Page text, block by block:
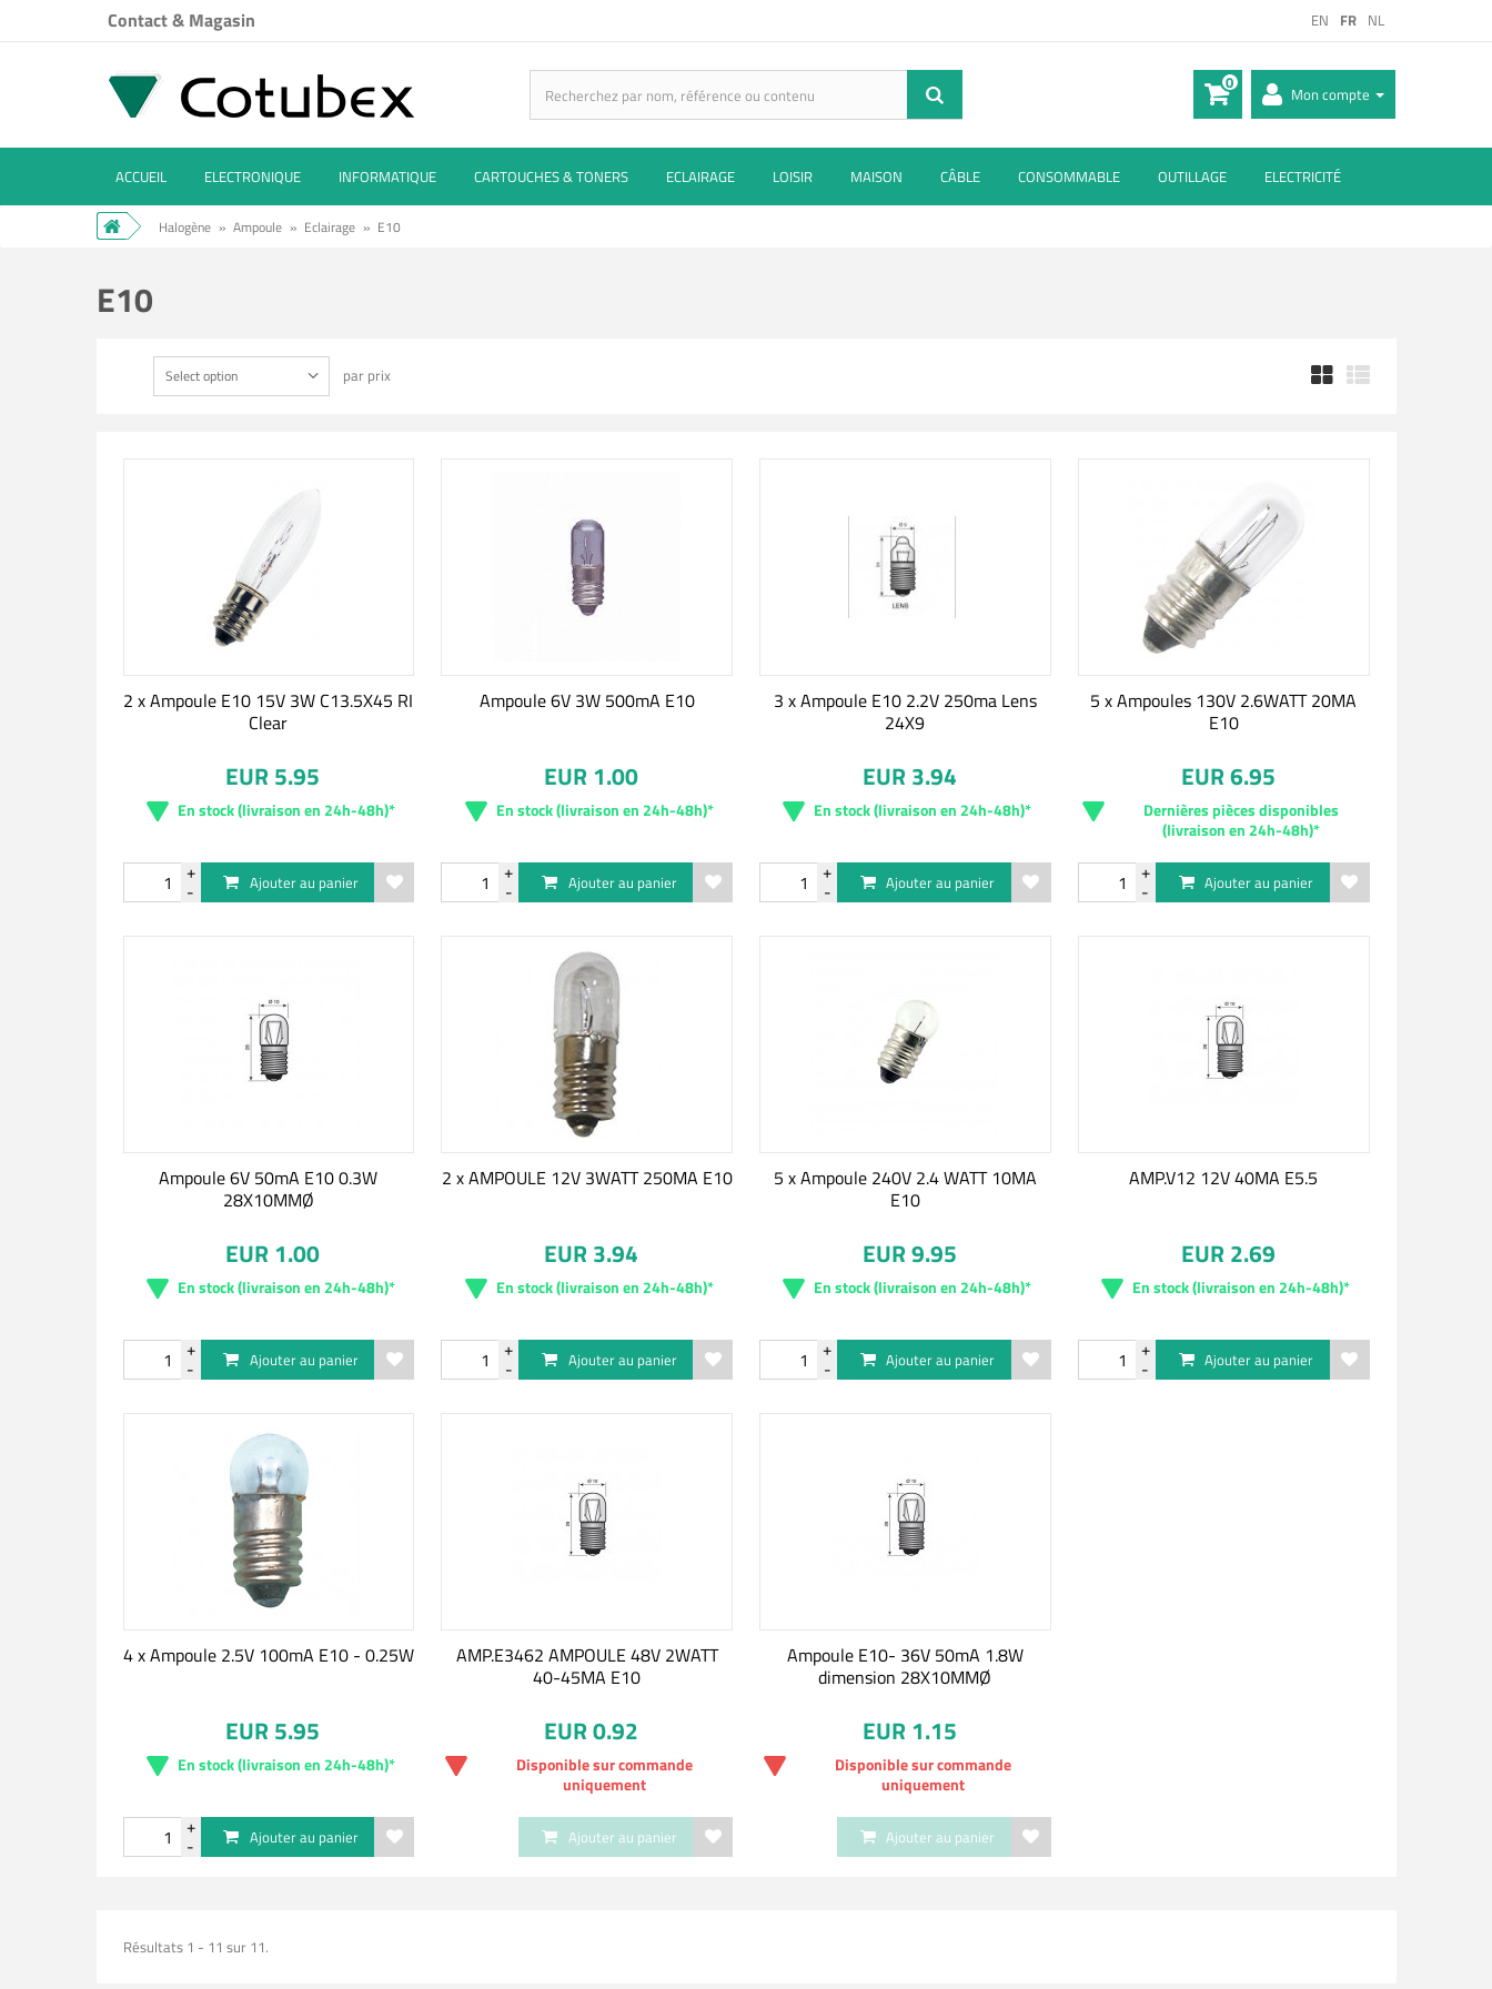
EN FR NL
Contact & Magasin
Mon compte
0
ACCUEIL ELECTRONIQUE INFORMATIQUE CARTOUCHES & TONERS ECLAIRAGE LOISIR MAISON CÂBLE CONSOMMABLE OUTILLAGE ELECTRICITÉ
Halogène » Ampoule » Eclairage » E10
E10
Select option par prix
2 x Ampoule E10 15V 3W C13.5X45 RI
Clear
EUR 5.95
En stock (livraison en 24h-48h)*
Ajouter au panier
Ampoule 6V 3W 500mA E10
EUR 1.00
En stock (livraison en 24h-48h)*
Ajouter au panier
3 x Ampoule E10 2.2V 250ma Lens
24X9
EUR 3.94
En stock (livraison en 24h-48h)*
Ajouter au panier
5 x Ampoules 130V 2.6WATT 20MA
E10
EUR 6.95
Dernières pièces disponibles
(livraison en 24h-48h)*
Ajouter au panier
Ampoule 6V 50mA E10 0.3W
28X10MMØ
EUR 1.00
En stock (livraison en 24h-48h)*
Ajouter au panier
2 x AMPOULE 12V 3WATT 250MA E10
EUR 3.94
En stock (livraison en 24h-48h)*
Ajouter au panier
5 x Ampoule 240V 2.4 WATT 10MA
E10
EUR 9.95
En stock (livraison en 24h-48h)*
Ajouter au panier
AMP.V12 12V 40MA E5.5
EUR 2.69
En stock (livraison en 24h-48h)*
Ajouter au panier
4 x Ampoule 2.5V 100mA E10 - 0.25W
EUR 5.95
En stock (livraison en 24h-48h)*
Ajouter au panier
AMP.E3462 AMPOULE 48V 2WATT
40-45MA E10
EUR 0.92
Disponible sur commande
uniquement
Ajouter au panier
Ampoule E10- 36V 50mA 1.8W
dimension 28X10MMØ
EUR 1.15
Disponible sur commande
uniquement
Ajouter au panier
Résultats 1 - 11 sur 11.